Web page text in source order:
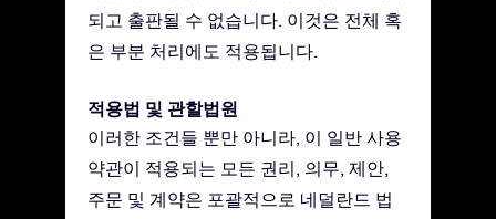
되고 출판될 수 없습니다. 이것은 전체 혹
은 부분 처리에도 적용됩니다.
적용법 및 관할법원
이러한 조건들 뿐만 아니라, 이 일반 사용
약관이 적용되는 모든 권리, 의무, 제안,
주문 및 계약은 포괄적으로 네덜란드 법